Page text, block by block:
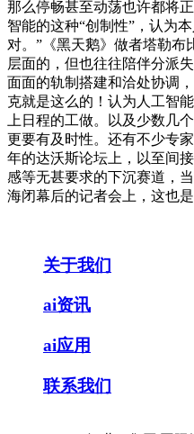
那么停畅甚至动荡也许都将
智能的这种“创制性”，认为
对。”《黑天鹅》做者塔勒
层面的，但也往往陪伴分派
面面的轨制搭建和洽处协调
克就是这么的！认为人工智
上日程的工做。以及少数几
更要有及时性。还有不少专
年的达沃斯论坛上，以至间
感等无甚要求的下沉赛道，
海闭幕后的记者会上，这也
关于我们
ai资讯
ai应用
联系我们